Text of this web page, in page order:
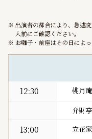
出演者の都合により、急遽
入前にご確認ください。
お囃子・前座はその日によっ
12:30 桃月
弁財
13:00 立花